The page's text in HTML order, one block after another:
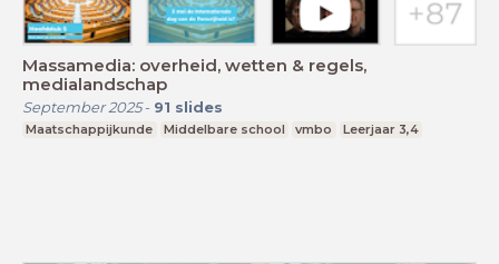
Massamedia: overheid, wetten & regels,
medialandschap
September 2025- 91 slides
Maatschappijkunde Middelbare school vmbo Leerjaar 3,4